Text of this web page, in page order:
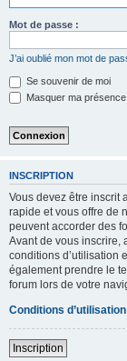
Mot de passe :
J’ai oublié mon mot de
Se souvenir de moi
Masquer ma
INSCRIPTION
Vous devez être inscrit
rapide et vous offre de
peuvent accorder des
Avant de vous inscrire,
conditions d’utilisation
également prendre le
forum lors de votre
Conditions d’utilisation
Inscription